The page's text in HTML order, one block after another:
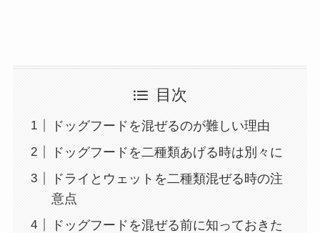
目次
ドッグフードを混ぜるのが難しい理由
ドッグフードを二種類あげる時は別々に
ドライとウェットを二種類混ぜる時の注
意点
ドッグフードを混ぜる前に知っておきた